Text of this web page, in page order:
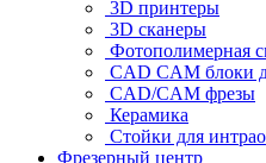
3D принтеры
3D сканеры
Фотополимерная
CAD CAM блоки
CAD/CAM фрезы
Керамика
Стойки для
Фрезерный центр